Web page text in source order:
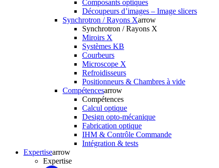
Composants optiques
Découpeurs d’images – Image slicers
Synchrotron / Rayons Xarrow
Synchrotron / Rayons X
Miroirs X
Systèmes KB
Courbeurs
Microscope X
Refroidisseurs
Positionneurs & Chambres à vide
Compétencesarrow
Compétences
Calcul optique
Design opto-mécanique
Fabrication optique
IHM & Contrôle Commande
Intégration & tests
Expertisearrow
Expertise